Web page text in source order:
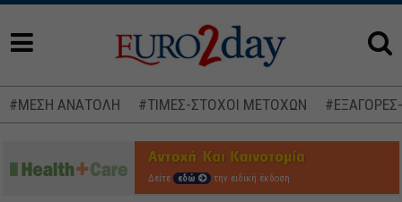
#ΜΕΣΗ ΑΝΑΤΟΛΗ #ΤΙΜΕΣ-ΣΤΟΧΟΙ ΜΕΤΟΧΩΝ
Δείτε εδώ την ειδική έκδοση